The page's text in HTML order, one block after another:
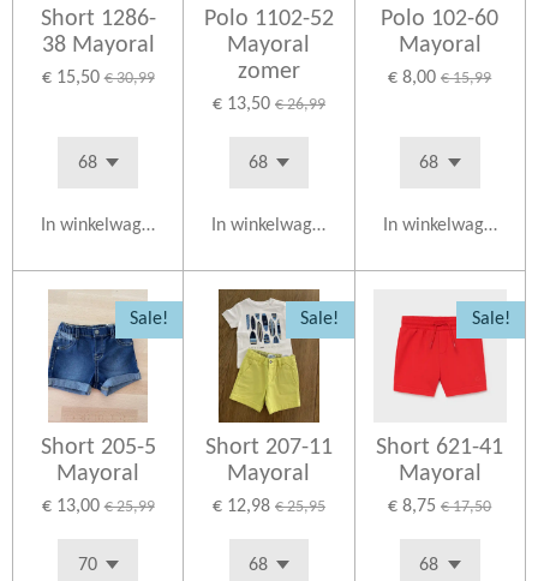
Short 1286-
38 Mayoral
€ 15,50 € 30,99
In winkelwagen
Polo 1102-52
Mayoral
zomer
€ 13,50 € 26,99
In winkelwagen
Polo 102-60
Mayoral
€ 8,00 € 15,99
In winkelwagen
Sale!
Short 205-5
Mayoral
€ 13,00 € 25,99
Sale!
Short 207-11
Mayoral
€ 12,98 € 25,95
Sale!
Short 621-41
Mayoral
€ 8,75 € 17,50